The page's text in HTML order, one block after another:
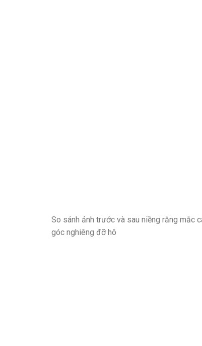
So sánh ảnh trước và sau niềng răng mắc
góc nghiêng đỡ hô